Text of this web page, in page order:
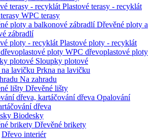
Plastové terasy - recyklát
WPC terasy
Dřevěné ploty a
zábradlí
Plastové ploty - recyklát
WPC dřevoplastové ploty
Sloupky plotové
Prkna na lavičku
Na zahradu
Dřevěné lišty
Opalování
dřeva
Biodesky
Dřevěné brikety
Dřevo interiér